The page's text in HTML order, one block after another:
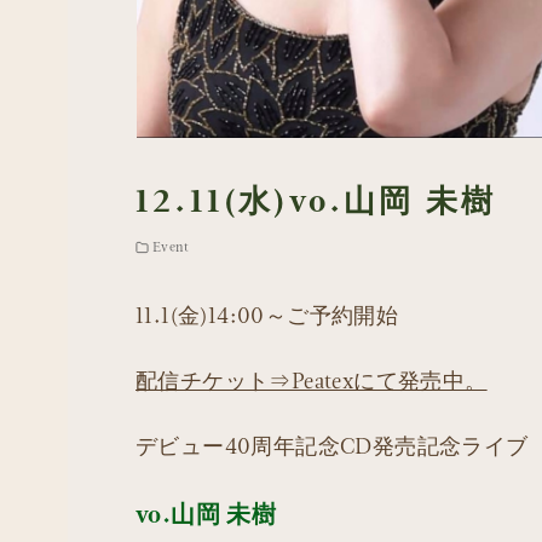
12.11(水)vo.山岡 未樹
Event
11.1(金)14:00～ご予約開始
配信チケット⇒Peatexにて発売中。
デビュー40周年記念CD発売記念ライ
vo.山岡 未樹